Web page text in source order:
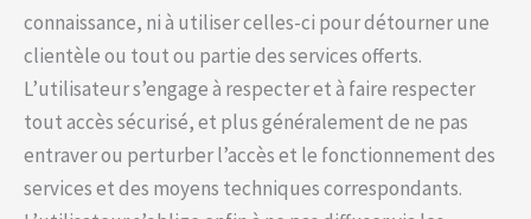
connaissance, ni à utiliser celles-ci pour détourner une
clientèle ou tout ou partie des services offerts.
L’utilisateur s’engage à respecter et à faire respecter
tout accès sécurisé, et plus généralement de ne pas
entraver ou perturber l’accès et le fonctionnement des
services et des moyens techniques correspondants.